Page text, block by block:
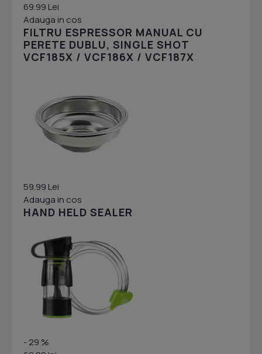
69.99 Lei
Adauga in cos
FILTRU ESPRESSOR MANUAL CU
PERETE DUBLU, SINGLE SHOT
VCF185X / VCF186X / VCF187X
59.99 Lei
Adauga in cos
HAND HELD SEALER
- 29 %